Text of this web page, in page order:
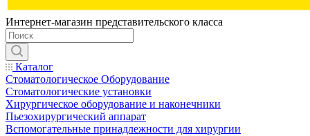
Интернет-магазин представительского класса
Каталог
Стоматологическое Оборудование
Стоматологические установки
Хирургическое оборудование и наконечники
Пьезохирургический аппарат
Вспомогательные принадлежности для хирургии